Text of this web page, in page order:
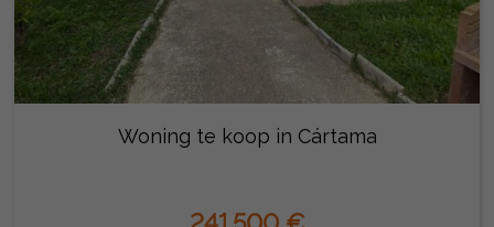
Woning te koop in Cártama